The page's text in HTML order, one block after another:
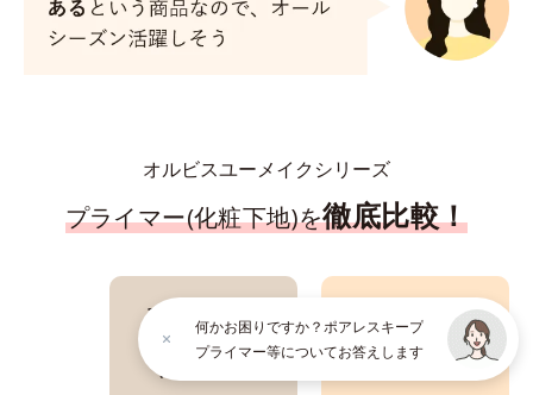
オルビスユーメイクシリーズ
プライマー(化粧下地)を徹底比較！
オルビスユー
トリートメント
プライマー
オルビスユー
ポアレスキープ
プライマー
何かお困りですか？ポアレスキープ
プライマー等についてお答えします